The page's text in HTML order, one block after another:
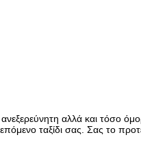
αλλά και τόσο
ταξίδι σας. Σας το